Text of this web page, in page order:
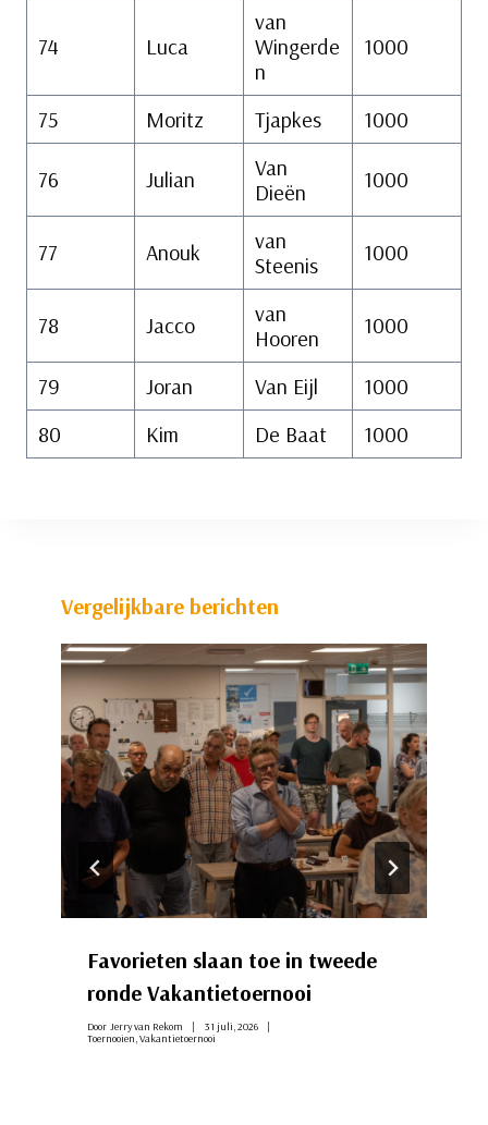
74 Luca
van
Wingerde
n
1000
75 Moritz Tjapkes 1000
76 Julian
Van
Dieën
1000
77 Anouk
van
Steenis
1000
78 Jacco
van
Hooren
1000
79 Joran Van Eijl
1000
80
Kim De Baat 1000
Vergelijkbare berichten
Favorieten slaan toe in tweede
ronde Vakantietoernooi
Door Jerry van Rekom
31 juli, 2026
Toernooien,Vakantietoernooi